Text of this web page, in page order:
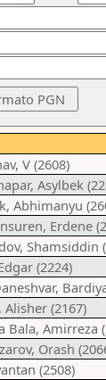
V (2608)
Asylbek
Abhimanyu
Erdene
Shamsiddin
(2224)
(2167)
Bala, Amirreza
Orash
(2508)